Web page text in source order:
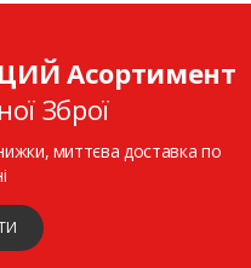
Асортимент
Зброї
миттєва доставка по